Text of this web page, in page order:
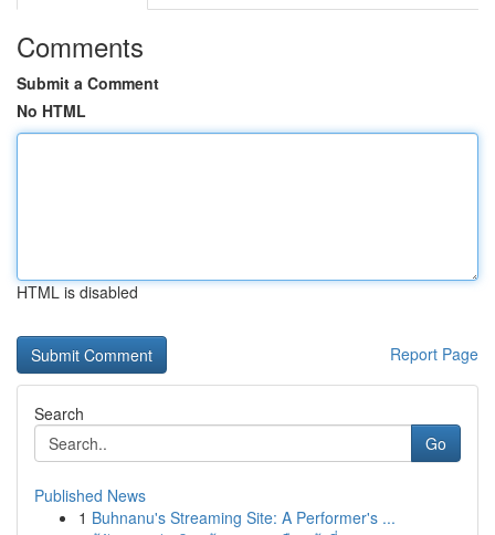
Comments
Submit a Comment
No HTML
HTML is disabled
Report Page
Search
Go
Published News
1 Buhnanu's Streaming Site: A Performer's ...